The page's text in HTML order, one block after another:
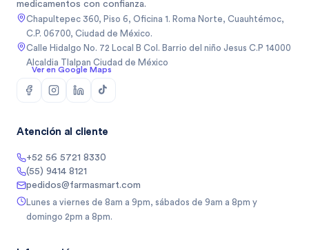
medicamentos con confianza.
Chapultepec 360, Piso 6, Oficina 1. Roma Norte, Cuauhtémoc,
C.P. 06700, Ciudad de México.
Calle Hidalgo No. 72 Local B Col. Barrio del niño Jesus C.P 14000
Alcaldia Tlalpan Ciudad de México
Ver en Google Maps
Atención al cliente
+52 56 5721 8330
(55) 9414 8121
pedidos@farmasmart.com
Lunes a viernes de 8am a 9pm, sábados de 9am a 8pm y
domingo 2pm a 8pm.